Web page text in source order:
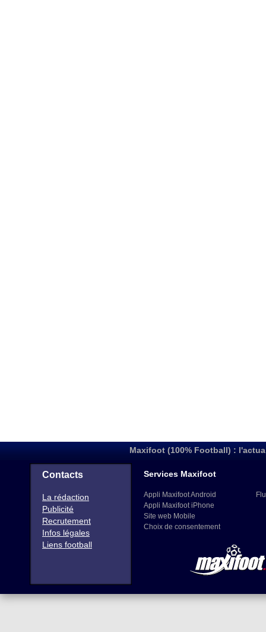
Maxifoot (100% Football) :
Contacts
La rédaction
Publicité
Recrutement
Infos légales
Liens football
Services Maxifoot
Appli Maxifoot Android
Appli Maxifoot iPhone
Site web Mobile
Choix de consentement